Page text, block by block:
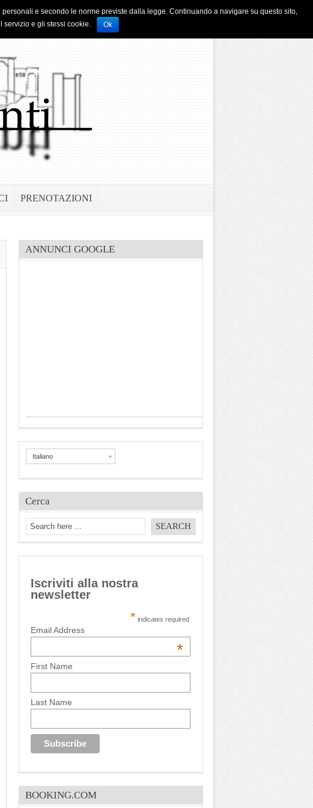
PRENOTAZIONI
ANNUNCI GOOGLE
Italiano
Cerca
Iscriviti alla nostra
newsletter
* indicates required
Email Address
*
First Name
Last Name
BOOKING.COM
e secondo le norme previste dalla legge. Continuando a navigare su questo sito,
servizio e gli stessi cookie.
Ok